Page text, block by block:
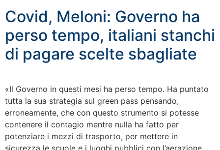
Covid, Meloni: Governo ha
perso tempo, italiani stanchi
di pagare scelte sbagliate
«Il Governo in questi mesi ha perso tempo. Ha puntato
tutta la sua strategia sul green pass pensando,
erroneamente, che con questo strumento si potesse
contenere il contagio mentre nulla ha fatto per
potenziare i mezzi di trasporto, per mettere in
sicurezza le scuole e i luoghi pubblici con l’aerazione